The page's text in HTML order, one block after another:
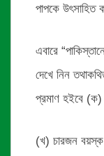
পাপকে
এবারে
দেখে নিন
প্রমাণ হইবে (ক)
(খ) চারজন